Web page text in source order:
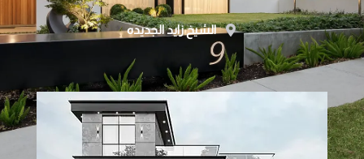
الشيخ زايد الجديده